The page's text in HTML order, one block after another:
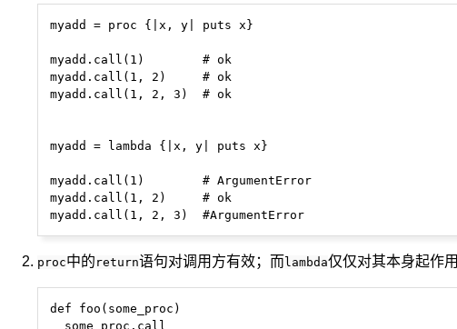
myadd = proc {|x, y| puts x}
myadd.call(1)        # ok
myadd.call(1, 2)     # ok
myadd.call(1, 2, 3)  # ok
myadd = lambda {|x, y| puts x}
myadd.call(1)        # ArgumentError
myadd.call(1, 2)     # ok
proc中的 return语句对调用方有效；而 lambda仅仅对其本身起作用
def foo(some_proc)
  some_proc.call